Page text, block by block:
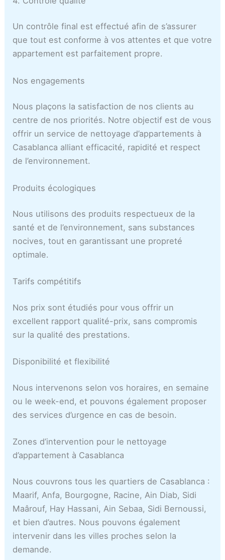
Un contrôle final est effectué afin de s’assurer
que tout est conforme à vos attentes et que votre
appartement est parfaitement propre.
Nos engagements
Nous plaçons la satisfaction de nos clients au
centre de nos priorités. Notre objectif est de vous
offrir un service de nettoyage d’appartements à
Casablanca alliant efficacité, rapidité et respect
de l’environnement.
Produits écologiques
Nous utilisons des produits respectueux de la
santé et de l’environnement, sans substances
nocives, tout en garantissant une propreté
optimale.
Tarifs compétitifs
Nos prix sont étudiés pour vous offrir un
excellent rapport qualité-prix, sans compromis
sur la qualité des prestations.
Disponibilité et flexibilité
Nous intervenons selon vos horaires, en semaine
ou le week-end, et pouvons également proposer
des services d’urgence en cas de besoin.
Zones d’intervention pour le nettoyage
d’appartement à Casablanca
Nous couvrons tous les quartiers de Casablanca :
Maarif, Anfa, Bourgogne, Racine, Ain Diab, Sidi
Maârouf, Hay Hassani, Ain Sebaa, Sidi Bernoussi,
et bien d’autres. Nous pouvons également
intervenir dans les villes proches selon la
demande.